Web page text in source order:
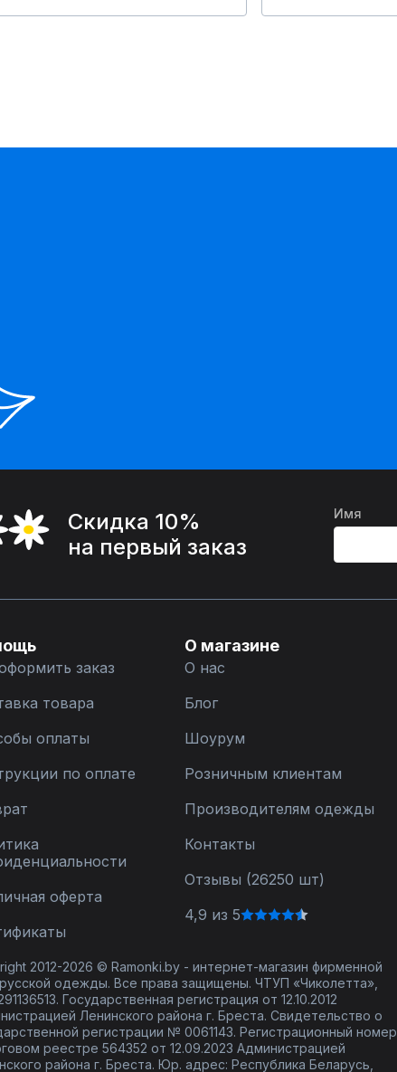
Скидка 10%
на первый заказ
Имя
заказ
товара
оплаты
по оплате
оферта
О магазине
О нас
Блог
Шоурум
Розничным клиентам
Производителям одежды
Контакты
Отзывы (26250 шт)
4,9 из 5
2012-2026 © Ramonki.by - интернет-магазин фирменной
одежды. Все права защищены. ЧТУП «Чиколетта»,
Государственная регистрация от 12.10.2012
Ленинского района г. Бреста. Свидетельство о
регистрации № 0061143. Регистрационный номер
реестре 564352 от 12.09.2023 Администрацией
района г. Бреста. Юр. адрес: Республика Беларусь,